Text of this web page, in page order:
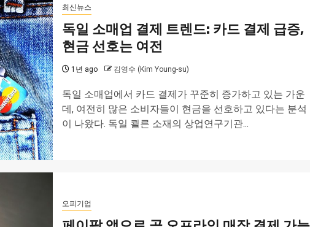
최신뉴스
독일 소매업 결제 트렌드: 카드 결제 급증,
현금 선호는 여전
1년 ago 김영수 (Kim Young-su)
독일 소매업에서 카드 결제가 꾸준히 증가하고 있는 가운
데, 여전히 많은 소비자들이 현금을 선호하고 있다는 분석
이 나왔다. 독일 쾰른 소재의 상업연구기관...
오피기업